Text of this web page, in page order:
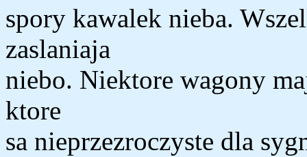
spory kawalek nieba.
zaslaniaja
niebo. Niektore wagony
ktore
sa nieprzezroczyste dla